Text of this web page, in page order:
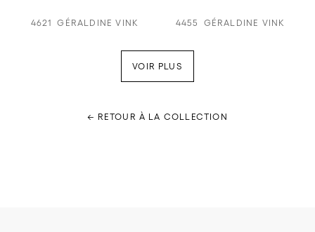
4621 GÉRALDINE VINK 4455 GÉRALDINE VINK
VOIR PLUS
← RETOUR À LA COLLECTION